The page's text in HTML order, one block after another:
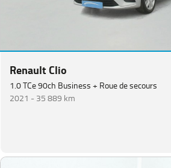
Renault Clio
1.0 TCe 90ch Business + Roue de secours
2021 -35 889 km